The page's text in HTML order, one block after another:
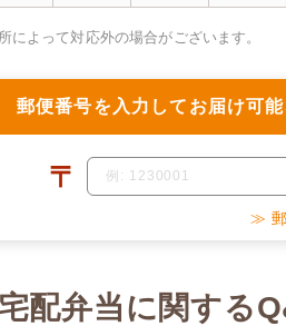
よって対応外の場合がございます。
郵便番号を入力して お届け可
〒
≫ 郵
配弁当に関する